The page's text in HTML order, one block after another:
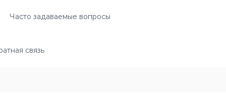
Часто задаваемые вопросы
связь